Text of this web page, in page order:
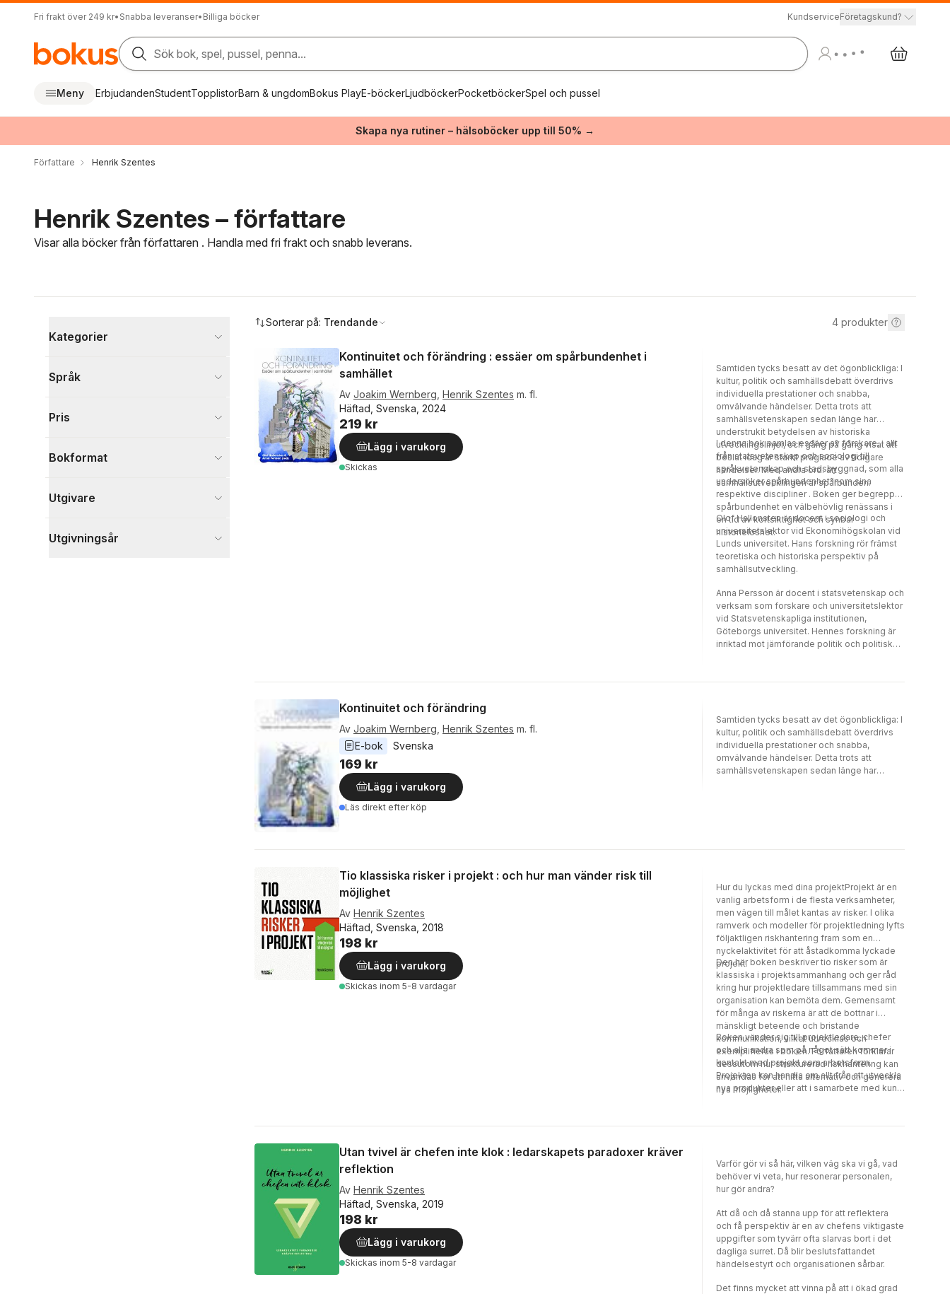
Fri frakt över 249 kr• Snabba leveranser• Billiga böcker KundserviceFöretagskund?
Sök bok, spel, pussel, penna...
Meny ErbjudandenStudentTopplistorBarn & ungdomBokus PlayE-böckerLjudböckerPocketböckerSpel och pussel
Skapa nya rutiner – hälsoböcker upp till 50% →
Författare Henrik Szentes
Henrik Szentes – författare
Visar alla böcker från författaren . Handla med fri frakt och snabb leverans.
Kategorier
Skönlitteratur
1
Språk
Pris
Bokformat
Utgivare
Utgivningsår
Sorterar på: Trendande 4 produkter
Kontinuitet och förändring : essäer om spårbundenhet i
samhället
Av Joakim Wernberg Henrik Szentes m. fl.
Häftad, Svenska, 2024
219 kr
Lägg i varukorg
Skickas
Samtiden tycks besatt av det ögonblickliga: I
kultur, politik och samhällsdebatt överdrivs
individuella prestationer och snabba,
omvälvande händelser. Detta trots att
samhällsvetenskapen sedan länge har
understrukit betydelsen av historiska
utvecklingslinjer, och gång på gång visat att
beslut idag är starkt präglade av tidigare
händelser. Med andra ord: att
samhällsutvecklingen är spårbunden.
I denna bok samlas essäer av forskare, i allt
från statsvetenskap och sociologi till
språkvetenskap och stadsbyggnad, som alla
undersöker spårbundenhet inom sina
respektive discipliner . Boken ger begreppet
spårbundenhet en välbehövlig renässans i
en tid av kortsiktighet och synbar
historielöshet.
Olof Hallonsten är docent i sociologi och
universitetslektor vid Ekonomihögskolan vid
Lunds universitet. Hans forskning rör främst
teoretiska och historiska perspektiv på
samhällsutveckling.
Anna Persson är docent i statsvetenskap och
verksam som forskare och universitetslektor
vid Statsvetenskapliga institutionen,
Göteborgs universitet. Hennes forskning är
inriktad mot jämförande politik och politisk
samspelar med staters kapacitet inom
Kontinuitet och förändring
Av Joakim Wernberg Henrik Szentes m. fl.
E-bok
Svenska
169 kr
Lägg i varukorg
Läs direkt efter köp
Samtiden tycks besatt av det ögonblickliga: I
kultur, politik och samhällsdebatt överdrivs
individuella prestationer och snabba,
omvälvande händelser. Detta trots att
samhällsvetenskapen sedan länge har
bok samlas essäer av forskare, i allt från
undersöker spårbundenhet inom sina
respektive discipliner . Boken ger begreppet
spårbundenhet en välbehövlig renässans i
en tid av kortsiktighet och synbar
historielöshet.Olof Hallonsten är docent i
sociologi och universitetslektor vid
Ekonomihögskolan vid Lunds universitet.
Hans forskning rör främst teoretiska och
historiska perspektiv på
samhällsutveckling.Anna Persson är docent i
statsvetenskap och verksam som forskare
och universitetslektor vid Statsvetenskapliga
institutionen, Göteborgs universitet. Hennes
forskning är inriktad mot jämförande politik
och politisk ekonomi med särskilt fokus på
hur formella och informella institutioner
påverkar och samspelar med staters
Tio klassiska risker i projekt : och hur man vänder risk till
möjlighet
Av Henrik Szentes
Häftad, Svenska, 2018
198 kr
Lägg i varukorg
Skickas inom 5-8 vardagar
Hur du lyckas med dina projektProjekt är en
vanlig arbetsform i de flesta verksamheter,
men vägen till målet kantas av risker. I olika
ramverk och modeller för projektledning lyfts
följaktligen riskhantering fram som en
nyckelaktivitet för att åstadkomma lyckade
projekt.
Den här boken beskriver tio risker som är
klassiska i projektsammanhang och ger råd
kring hur projektledare tillsammans med sin
organisation kan bemöta dem. Gemensamt
för många av riskerna är att de bottnar i
mänskligt beteende och bristande
kommunikation, vilket utvecklas och
exemplifieras i boken. Författaren förklarar
dessutom hur strukturerad riskhantering kan
användas för att hitta alternativ och generera
nya möjligheter.
Boken vänder sig till projektledare, chefer
och alla andra som på något sätt kommer i
kontakt med projekt som arbetsform.
Projekten kan handla om allt från att utveckla
nya produkter eller att i samarbete med kund
nya lokaler. HENRIK SZENTES är företagare
civilingenjörsexamen 1993 har han arbetat i
olika ledarroller i flera branscher, och driver
sedan 2010 eget konsultbolag med inriktning
främst stora och komplexa projekt. Henrik är
även en uppskattad lärare, föreläsare och
moderator. 2016 doktorerade Henrik i
ledarskapsrelaterade paradoxer i projekt och
projektbaserade organisationer.
Utan tvivel är chefen inte klok : ledarskapets paradoxer kräver
reflektion
Av Henrik Szentes
Häftad, Svenska, 2019
198 kr
Lägg i varukorg
Skickas inom 5-8 vardagar
Varför gör vi så här, vilken väg ska vi gå, vad
behöver vi veta, hur resonerar personalen,
hur gör andra?
Att då och då stanna upp för att reflektera
och få perspektiv är en av chefens viktigaste
uppgifter som tyvärr ofta slarvas bort i det
dagliga surret. Då blir beslutsfattandet
händelsestyrt och organisationen sårbar.
Det finns mycket att vinna på att i ökad grad